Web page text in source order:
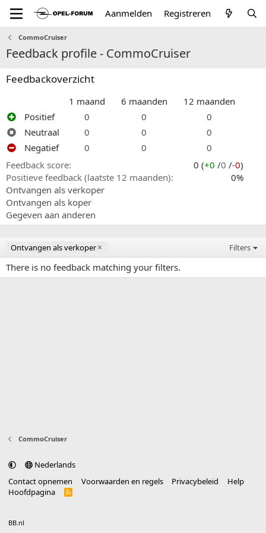
Aanmelden Registreren
CommoCruiser
Feedback profile - CommoCruiser
Feedbackoverzicht
1 maand 6 maanden
12 maanden
Positief
0 0
0
Neutraal
0 0
0
Negatief
0 0
0
Feedback score
0 (+0 /0 /-0)
Positieve feedback (laatste 12 maanden)
0%
Ontvangen als verkoper
Ontvangen als koper
Gegeven aan anderen
Ontvangen als verkoper Filters
There is no feedback matching your filters.
CommoCruiser
Nederlands
Contact opnemen
Voorwaarden en regels Privacybeleid
Help
Hoofdpagina
R
BB.nl